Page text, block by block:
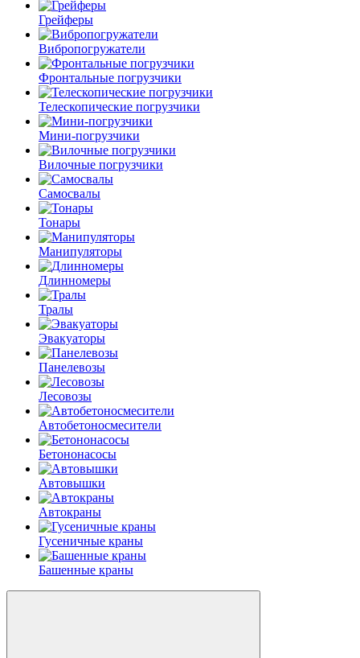
Грейферы
Вибро­погружатели
Фронтальные погрузчики
Телескопические погрузчики
Мини-погрузчики
Вилочные погрузчики
Самосвалы
Тонары
Манипуляторы
Длинномеры
Тралы
Эвакуаторы
Панелевозы
Лесовозы
Автобетоно­смесители
Бетононасосы
Автовышки
Автокраны
Гусеничные краны
Башенные краны